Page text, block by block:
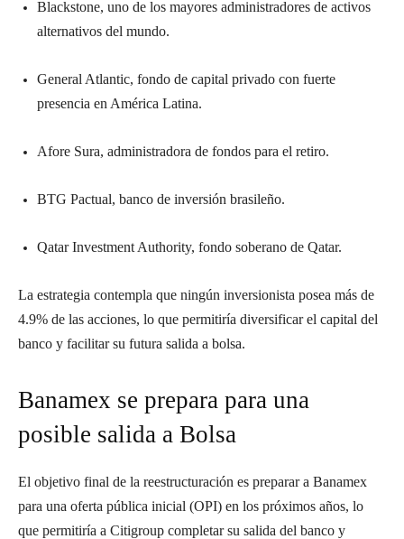
Blackstone, uno de los mayores administradores de activos
alternativos del mundo.
General Atlantic, fondo de capital privado con fuerte
presencia en América Latina.
Afore Sura, administradora de fondos para el retiro.
BTG Pactual, banco de inversión brasileño.
Qatar Investment Authority, fondo soberano de Qatar.
La estrategia contempla que ningún inversionista posea más de
4.9% de las acciones, lo que permitiría diversificar el capital del
banco y facilitar su futura salida a bolsa.
Banamex se prepara para una
posible salida a Bolsa
El objetivo final de la reestructuración es preparar a Banamex
para una oferta pública inicial (OPI) en los próximos años, lo
que permitiría a Citigroup completar su salida del banco y